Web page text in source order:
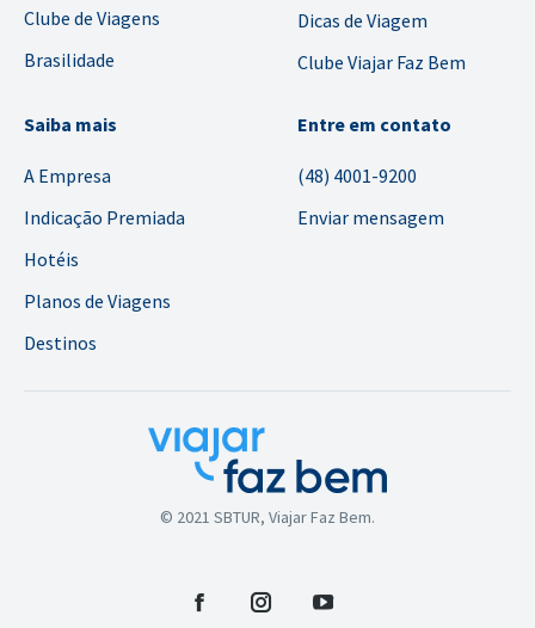
Clube de Viagens
Brasilidade
Dicas de Viagem
Clube Viajar Faz Bem
Saiba mais
A Empresa
Indicação Premiada
Hotéis
Planos de Viagens
Destinos
Entre em contato
(48) 4001-9200
Enviar mensagem
© 2021 SBTUR, Viajar Faz Bem.
FacebookInstagramYouTube